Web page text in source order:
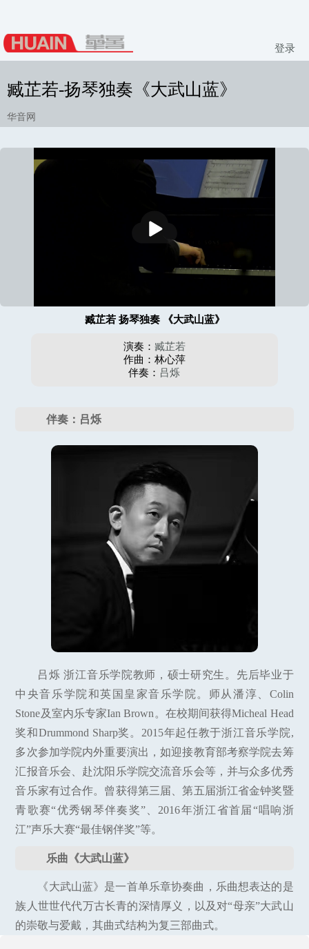
登录
臧芷若-扬琴独奏《大武山蓝》
华音网
放
臧芷若 扬琴独奏 《大武山蓝》
演奏： 臧芷若
作曲：林心萍
伴奏： 吕烁
伴奏：吕烁
吕烁 浙江音乐学院教师，硕士研究生。先后毕业于
中央音乐学院和英国皇家音乐学院。师从潘淳、Colin
Stone及室内乐专家Ian Brown。在校期间获得Micheal Head
奖和Drummond Sharp奖。2015年起任教于浙江音乐学院,
多次参加学院内外重要演出，如迎接教育部考察学院去筹
汇报音乐会、赴沈阳乐学院交流音乐会等，并与众多优秀
音乐家有过合作。曾获得第三届、第五届浙江省金钟奖暨
青歌赛“优秀钢琴伴奏奖”、2016年浙江省首届“唱响浙
江”声乐大赛“最佳钢伴奖”等。
乐曲《大武山蓝》
《大武山蓝》是一首单乐章协奏曲，乐曲想表达的是
族人世世代代万古长青的深情厚义，以及对“母亲”大武山
的崇敬与爱戴，其曲式结构为复三部曲式。